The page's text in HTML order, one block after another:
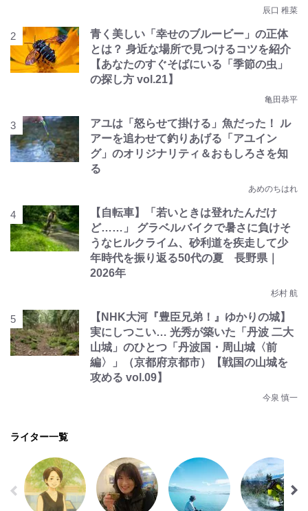
辰口 稚菜
青く美しい「幸せのブルービー」の正体
とは？ 身近な場所で見つけるコツを紹介
【あなたのすぐそばにいる「季節の虫」
の探し方 vol.21】
亀田恭平
アユは「怒らせて掛ける」魚だった！ ル
アーを追わせて釣りあげる「アユイン
グ」のオリジナリティ＆おもしろさを知
る
あめのちはれ
【自転車】「若いときは登れたんだけ
ど……」 グラベルバイクで暑さに負けそ
うなヒルクライム、砂利道を疾走して少
年時代を振り返る50代の夏 長野県｜
2026年
杉村 航
【NHK大河『豊臣兄弟！』ゆかりの城】
実にしつこい… 光秀が築いた「丹波 二大
山城」のひとつ「丹波国・周山城〈前
編〉」（京都府京都市）【戦国の山城を
攻める vol.09】
今泉 慎一
ライター一覧